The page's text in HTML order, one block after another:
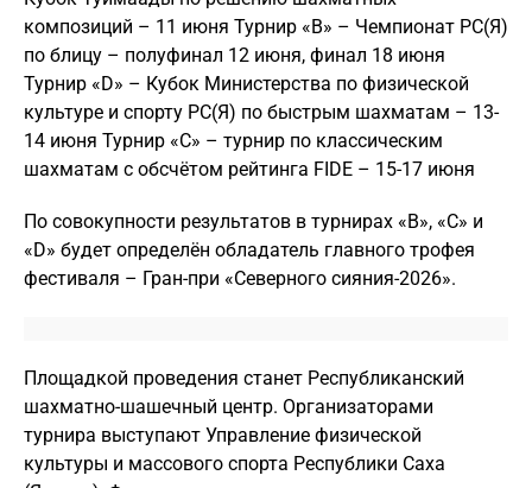
композиций – 11 июня Турнир «B» – Чемпионат РС(Я)
по блицу – полуфинал 12 июня, финал 18 июня
Турнир «D» – Кубок Министерства по физической
культуре и спорту РС(Я) по быстрым шахматам – 13-
14 июня Турнир «С» – турнир по классическим
шахматам с обсчётом рейтинга FIDE – 15-17 июня
По совокупности результатов в турнирах «B», «С» и
«D» будет определён обладатель главного трофея
фестиваля – Гран-при «Северного сияния-2026».
Площадкой проведения станет Республиканский
шахматно-шашечный центр. Организаторами
турнира выступают Управление физической
культуры и массового спорта Республики Саха